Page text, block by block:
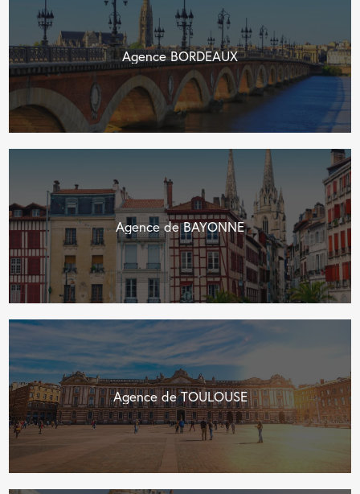
Agence BORDEAUX
Agence de BAYONNE
Agence de TOULOUSE